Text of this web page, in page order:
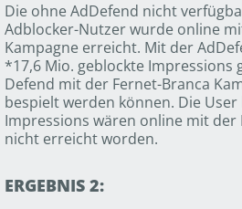
Die ohne AdDefend nicht
Adblocker-Nutzer wurde online
Kampagne erreicht. Mit der
*17,6 Mio. geblockte Impressions
Defend mit der Fernet-Branca
bespielt werden können. Die
Impressions wären online mit der
nicht erreicht worden.
ERGEBNIS 2: